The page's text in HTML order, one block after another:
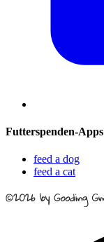
Futterspenden-Apps
feed a dog
feed a cat